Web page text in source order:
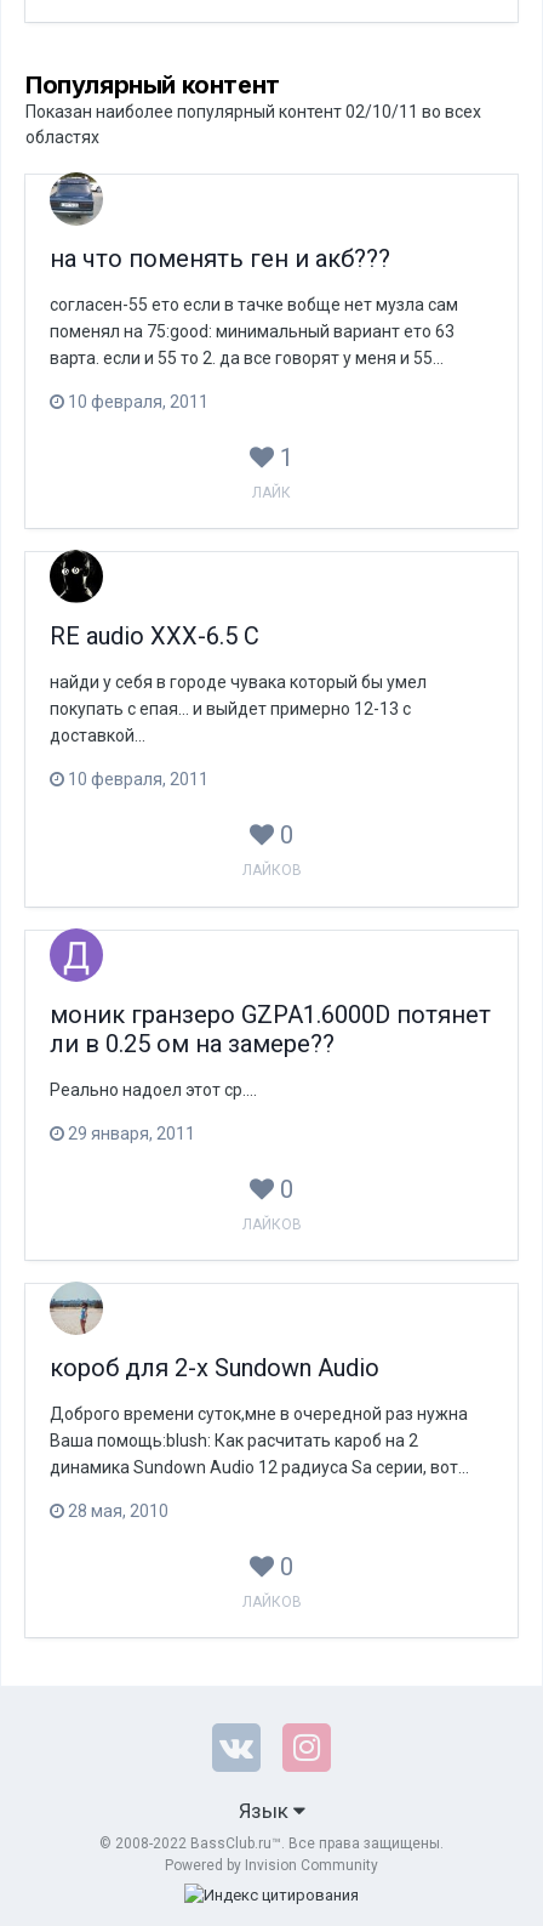
Популярный контент
Показан наиболее популярный контент 02/10/11 во всех
областях
на что поменять ген и акб???
согласен-55 ето если в тачке вобще нет музла сам
поменял на 75:good: минимальный вариант ето 63
варта. если и 55 то 2. да все говорят у меня и 55...
10 февраля, 2011
1
ЛАЙК
RE audio XXX-6.5 C
найди у себя в городе чувака который бы умел
покупать с епая... и выйдет примерно 12-13 с
доставкой...
10 февраля, 2011
0
ЛАЙКОВ
моник гранзеро GZPA1.6000D потянет
ли в 0.25 ом на замере??
Реально надоел этот ср....
29 января, 2011
0
ЛАЙКОВ
короб для 2-х Sundown Audio
Доброго времени суток,мне в очередной раз нужна
Ваша помощь:blush: Как расчитать кароб на 2
динамика Sundown Audio 12 радиуса Sa серии, вот...
28 мая, 2010
0
ЛАЙКОВ
Язык
© 2008-2022 BassClub.ru™. Все права защищены.
Powered by Invision Community